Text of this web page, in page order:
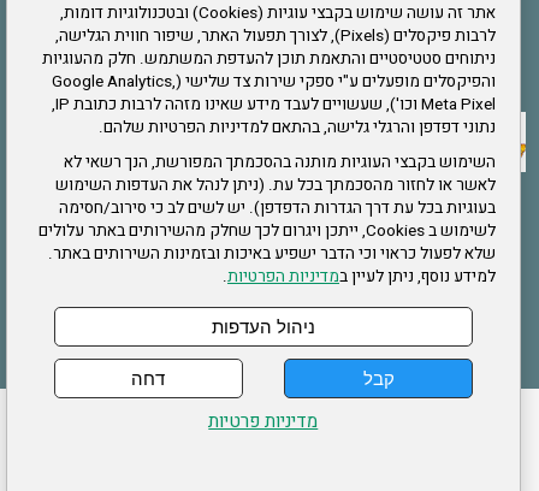
אתר זה עושה שימוש בקבצי עוגיות (Cookies) ובטכנולוגיות דומות,
לרבות פיקסלים (Pixels), לצורך תפעול האתר, שיפור חווית הגלישה,
ניתוחים סטטיסטיים והתאמת תוכן להעדפת המשתמש. חלק מהעוגיות
והפיקסלים מופעלים ע"י ספקי שירות צד שלישי (Google Analytics,
Meta Pixel וכו'), שעשויים לעבד מידע שאינו מזהה לרבות כתובת IP,
נתוני דפדפן והרגלי גלישה, בהתאם למדיניות הפרטיות שלהם.
השימוש בקבצי העוגיות מותנה בהסכמתך המפורשת, הנך רשאי לא
לאשר או לחזור מהסכמתך בכל עת. (ניתן לנהל את העדפות השימוש
בעוגיות בכל עת דרך הגדרות הדפדפן). יש לשים לב כי סירוב/חסימה
לשימוש ב Cookies, ייתכן ויגרום לכך שחלק מהשירותים באתר עלולים
שלא לפעול כראוי וכי הדבר ישפיע באיכות ובזמינות השירותים באתר.
למידע נוסף, ניתן לעיין במדיניות הפרטיות.
קבל דחה
ניהול העדפות
מדיניות פרטיות
אתר צה"ל
תקנון האתר
שירותים
תעסוקה
בריאות
הצהרת נגישות לעדכון פרטים אישיים